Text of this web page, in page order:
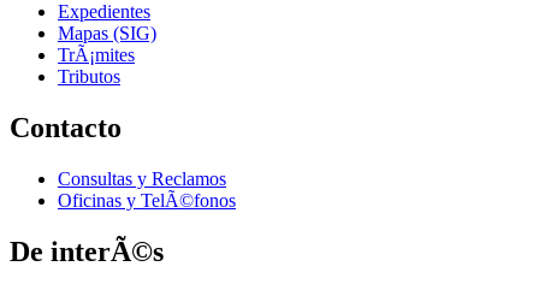
Expedientes
Mapas (SIG)
TrÃ¡mites
Tributos
Contacto
Consultas y Reclamos
Oficinas y TelÃ©fonos
De interÃ©s